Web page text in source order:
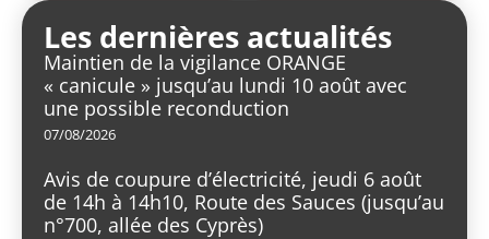
Les dernières actualités
Maintien de la vigilance ORANGE
« canicule » jusqu’au lundi 10 août avec
une possible reconduction
07/08/2026
Avis de coupure d’électricité, jeudi 6 août
de 14h à 14h10, Route des Sauces (jusqu’au
n°700, allée des Cyprès)